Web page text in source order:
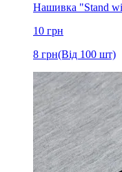
Нашивка "Stand
10 грн
8 грн(Від 100 шт)